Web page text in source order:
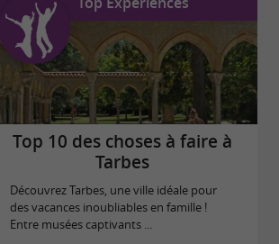
Top 10 des choses à faire à
Tarbes
Découvrez Tarbes, une ville idéale pour
des vacances inoubliables en famille !
Entre musées captivants ...